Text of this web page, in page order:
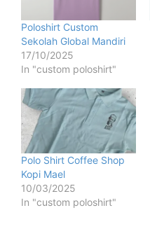
Poloshirt Custom
Sekolah Global Mandiri
17/10/2025
In "custom poloshirt"
Polo Shirt Coffee Shop
Kopi Mael
10/03/2025
In "custom poloshirt"